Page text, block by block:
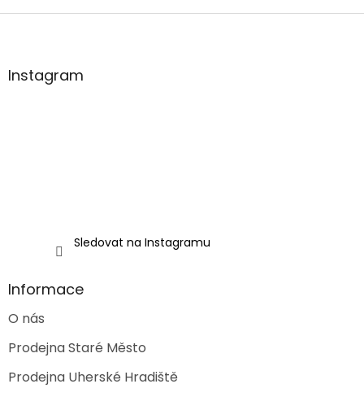
l
i
s
Z
aInstagram
Sledovat na Instagramu
Informace
O nás
Prodejna Staré Město
Prodejna Uherské Hradiště